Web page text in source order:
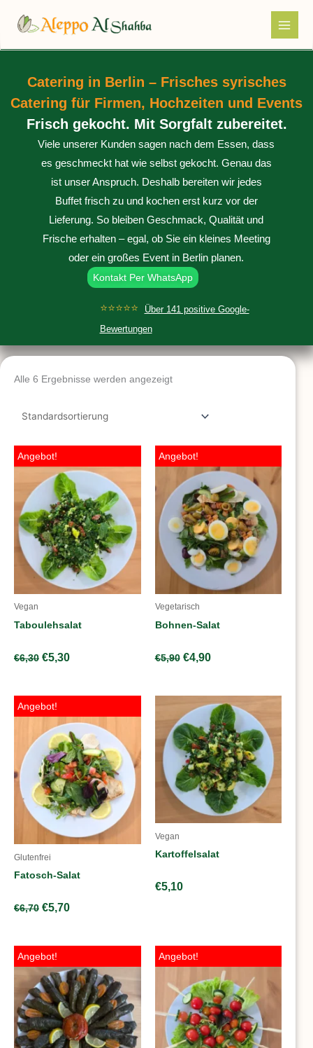
Inhalt
springen
Catering in Berlin – Frisches syrisches
Catering für Firmen, Hochzeiten und Events
Frisch gekocht. Mit Sorgfalt zubereitet.
Viele unserer Kunden sagen nach dem Essen, dass
es geschmeckt hat wie selbst gekocht. Genau das
ist unser Anspruch. Deshalb bereiten wir jedes
Buffet frisch zu und kochen erst kurz vor der
Lieferung. So bleiben Geschmack, Qualität und
Frische erhalten – egal, ob Sie ein kleines Meeting
oder ein großes Event in Berlin planen.
Kontakt Per WhatsApp
⭐⭐⭐⭐⭐
Über 141 positive Google-
Bewertungen
Alle 6 Ergebnisse werden angezeigt
Angebot!
Vegan
Taboulehsalat
€6,30
Ursprünglicher
Preis
war:
€6,30
€5,30
Preis
ist:
€5,30.
Angebot!
Vegetarisch
Bohnen-Salat
€5,90
Ursprünglicher
Preis
war:
€5,90
€4,90
Preis
€4,90.
Angebot!
Glutenfrei
Fatosch-Salat
€6,70
Ursprünglicher
Preis
war:
€6,70
€5,70
Preis
ist:
€5,70.
Vegan
Kartoffelsalat
€5,10
Angebot!Ursprünglicher
Preis
war:
€2,10
Preis
ist:
€1,70.
Angebot!Ursprünglicher
Preis
war:
€2,80
Preis
ist:
€2,20.